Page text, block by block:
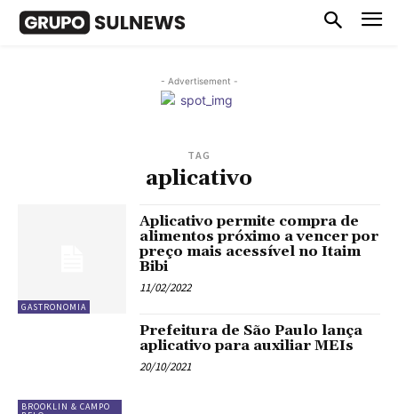
- Advertisement -
TAG
aplicativo
GASTRONOMIA
Aplicativo permite compra de
alimentos próximo a vencer por
preço mais acessível no Itaim
Bibi
11/02/2022
BROOKLIN & CAMPO
Prefeitura de São Paulo lança
aplicativo para auxiliar MEIs
20/10/2021